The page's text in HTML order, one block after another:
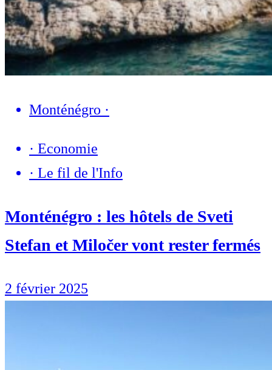
Monténégro ·
· Economie
· Le fil de l'Info
Monténégro : les hôtels de Sveti
Stefan et Miločer vont rester fermés
2 février 2025